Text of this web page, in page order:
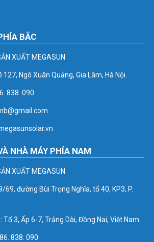
BẮC
XUẤT MEGASUN
Ngô Xuân Quảng, Gia Lâm, Hà Nội.
838. 090
NHÀ MÁY PHÍA NAM
XUẤT MEGASUN
69, đường Bùi Trọng Nghĩa, tổ 40, KP3, P.
Tổ 3, Ấp 6-7, Trảng Dài, Đồng Nai, Việt Nam
838. 090